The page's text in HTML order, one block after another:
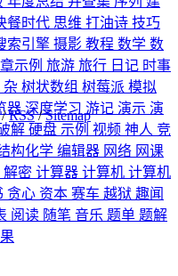
餐时代 思维 打油诗 技巧
索引擎 摄影 教程 数学 数
示例 旅游 旅行 日记 时事
杂 树状数组 树莓派 模拟
器深度学习 游记 演示 演
解 硬盘 示例 视频 神人 竞
构化学 编辑器 网络 网课
解密 计算器 计算机 计算机
贪心 资本 赛车 越狱 趣闻
阅读 随笔 音乐 题单 题解
/RSS/Sitemap